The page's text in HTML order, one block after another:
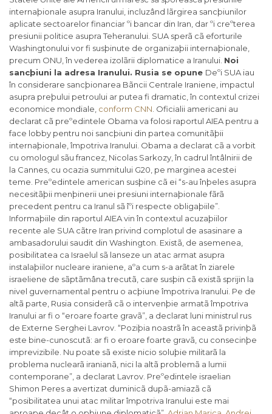
internaþionale asupra Iranului, incluzând lãrgirea sancþiunilor
aplicate sectoarelor financiar ºi bancar din Iran, dar ºi creºterea
presiunii politice asupra Teheranului. SUA sperã cã eforturile
Washingtonului vor fi susþinute de organizaþii internaþionale,
precum ONU, în vederea izolãrii diplomatice a Iranului. Noi
sancþiuni la adresa Iranului. Rusia se opune Deºi SUA iau
în considerare sancþionarea Bãncii Centrale Iraniene, impactul
asupra preþului petroului ar putea fi dramatic, în contextul crizei
economice mondiale, conform CNN . Oficialii americani au
declarat cã preºedintele Obama va folosi raportul AIEA pentru a
face lobby pentru noi sancþiuni din partea comunitãþii
internaþionale, împotriva Iranului. Obama a declarat cã a vorbit
cu omologul sãu francez, Nicolas Sarkozy, în cadrul întâlnirii de
la Cannes, cu ocazia summitului G20, pe marginea acestei
teme. Preºedintele american susþine cã ei “s-au înþeles asupra
necesitãþii menþinerii unei presiuni internaþionale fãrã
precedent pentru ca Iranul sã îºi respecte obligaþiile”.
Informaþiile din raportul AIEA vin în contextul acuzaþiilor
recente ale SUA cãtre Iran privind complotul de asasinare a
ambasadorului saudit din Washington. Existã, de asemenea,
posibilitatea ca Israelul sã lanseze un atac armat asupra
instalaþiilor nucleare iraniene, aºa cum s-a arãtat în ziarele
israeliene de sãptãmâna trecutã, care susþin cã existã sprijin la
nivel guvernamental pentru o acþiune împotriva Iranului. Pe de
altã parte, Rusia considerã cã o intervenþie armatã împotriva
Iranului ar fi o “eroare foarte gravã”, a declarat luni ministrul rus
de Externe Serghei Lavrov. “Poziþia noastrã în aceastã privinþã
este bine-cunoscutã: ar fi o eroare foarte gravã, cu consecinþe
imprevizibile. Nu poate sã existe nicio soluþie militarã la
problema nuclearã iranianã, nici la altã problemã a lumii
contemporane”, a declarat Lavrov. Preºedintele israelian
Shimon Peres a avertizat duminicã dupã-amiazã cã
“posibilitatea unui atac militar împotriva Iranului este mai